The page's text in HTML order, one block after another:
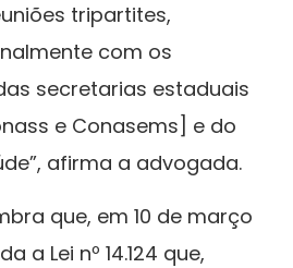
tripartites,
com os
secretarias estaduais
e Conasems] e do
afirma a advogada.
que, em 10 de março
a Lei nº 14.124 que,